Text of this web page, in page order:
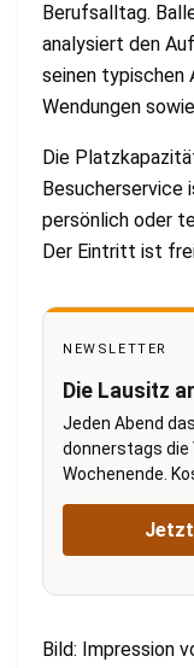
Berufsalltag.
analysiert den
seinen typischen
Wendungen
Die
persönlich oder
Der Eintritt ist
NEWSLETTER
Die Lausitz
Jeden Abend
donnerstags
Wochenende.
Bild: Impression